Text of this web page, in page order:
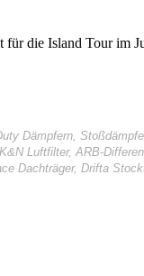
für die Island Tour im
Dämpfern,
Luftfilter, ARB-
Drifta